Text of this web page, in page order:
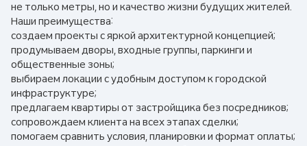
не только метры, но и качество жизни будущих жителей.
Наши преимущества:
создаем проекты с яркой архитектурной концепцией;
продумываем дворы, входные группы, паркинги и
общественные зоны;
выбираем локации с удобным доступом к городской
инфраструктуре;
предлагаем квартиры от застройщика без посредников;
сопровождаем клиента на всех этапах сделки;
помогаем сравнить условия, планировки и формат оплаты;